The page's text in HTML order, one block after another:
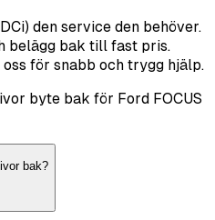
den service den behöver.
belägg bak till fast pris.
för snabb och trygg hjälp.
byte bak för Ford FOCUS
bak?